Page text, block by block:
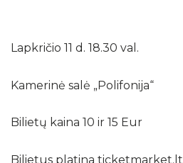
Lapkričio 11 d. 18.30 val.
Kamerinė salė „Polifonija“
Bilietų kaina 10 ir 15 Eur
Bilietus platina ticketmarket.lt